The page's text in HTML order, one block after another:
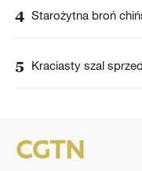
4 Starożytna broń
5 Kraciasty szal